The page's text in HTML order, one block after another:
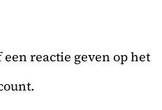
reactie geven op het